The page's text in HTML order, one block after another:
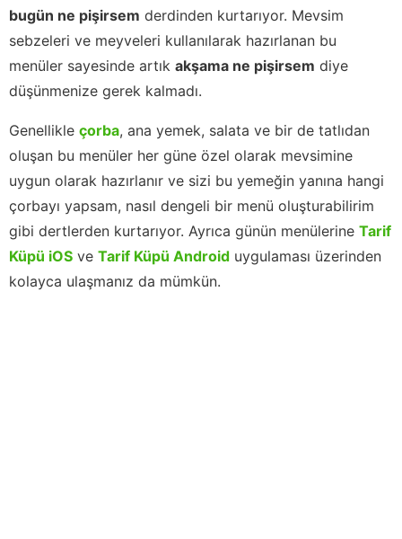
bugün ne pişirsem derdinden kurtarıyor. Mevsim
sebzeleri ve meyveleri kullanılarak hazırlanan bu
menüler sayesinde artık akşama ne pişirsem diye
düşünmenize gerek kalmadı.
Genellikle çorba, ana yemek, salata ve bir de tatlıdan
oluşan bu menüler her güne özel olarak mevsimine
uygun olarak hazırlanır ve sizi bu yemeğin yanına hangi
çorbayı yapsam, nasıl dengeli bir menü oluşturabilirim
gibi dertlerden kurtarıyor. Ayrıca günün menülerine Tarif
Küpü iOS ve Tarif Küpü Android uygulaması üzerinden
kolayca ulaşmanız da mümkün.